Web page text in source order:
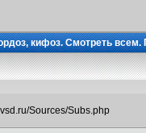
кифоз. Смотреть всем.
Sources/Subs.php